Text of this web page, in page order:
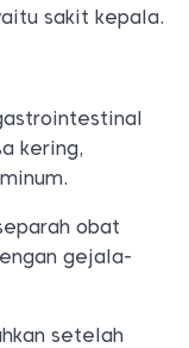
sakit kepala.
kering,
obat
gejala-
setelah